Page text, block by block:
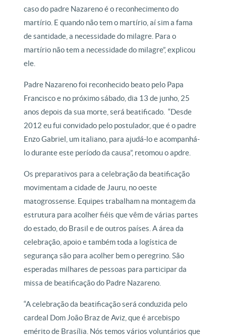
caso do padre Nazareno é o reconhecimento do
martírio. E quando não tem o martírio, aí sim a fama
de santidade, a necessidade do milagre. Para o
martírio não tem a necessidade do milagre”, explicou
ele.
Padre Nazareno foi reconhecido beato pelo Papa
Francisco e no próximo sábado, dia 13 de junho, 25
anos depois da sua morte, será beatificado. “Desde
2012 eu fui convidado pelo postulador, que é o padre
Enzo Gabriel, um italiano, para ajudá-lo e acompanhá-
lo durante este período da causa”, retomou o apdre.
Os preparativos para a celebração da beatificação
movimentam a cidade de Jauru, no oeste
matogrossense. Equipes trabalham na montagem da
estrutura para acolher fiéis que vêm de várias partes
do estado, do Brasil e de outros países. A área da
celebração, apoio e também toda a logística de
segurança são para acolher bem o peregrino. São
esperadas milhares de pessoas para participar da
missa de beatificação do Padre Nazareno.
“A celebração da beatificação será conduzida pelo
cardeal Dom João Braz de Aviz, que é arcebispo
emérito de Brasília. Nós temos vários voluntários que